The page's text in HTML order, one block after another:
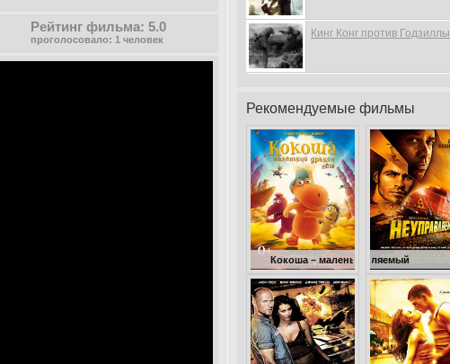
Рейтинг фильма: 5.0
проголосовало: 1 человек Кинг Конг против Годзиллы
Рекомендуемые фильмы
Кокоша – маленький дракон